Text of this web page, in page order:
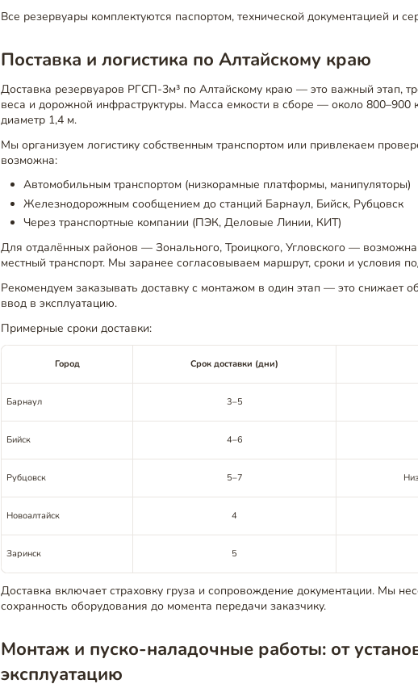
Все резервуары комплектуются паспортом, технической документацией и
Поставка и логистика по Алтайскому краю
Доставка резервуаров РГСП-3м³ по Алтайскому краю — это важный этап,
веса и дорожной инфраструктуры. Масса емкости в сборе — около 800–900
диаметр 1,4 м.
Мы организуем логистику собственным транспортом или привлекаем
возможна:
Автомобильным транспортом (низкорамные платформы, манипуляторы)
Железнодорожным сообщением до станций Барнаул, Бийск, Рубцовск
Через транспортные компании (ПЭК, Деловые Линии, КИТ)
Для отдалённых районов — Зонального, Троицкого, Угловского — возможна
местный транспорт. Мы заранее согласовываем маршрут, сроки и условия
Рекомендуем заказывать доставку с монтажом в один этап — это снижает
ввод в эксплуатацию.
Примерные сроки доставки:
Город Срок доставки (дни)
Барнаул 3–5
Бийск 4–6
Рубцовск 5–7
Новоалтайск 4
Заринск 5
Доставка включает страховку груза и сопровождение документации. Мы
сохранность оборудования до момента передачи заказчику.
Монтаж и пуско-наладочные работы: от
эксплуатацию